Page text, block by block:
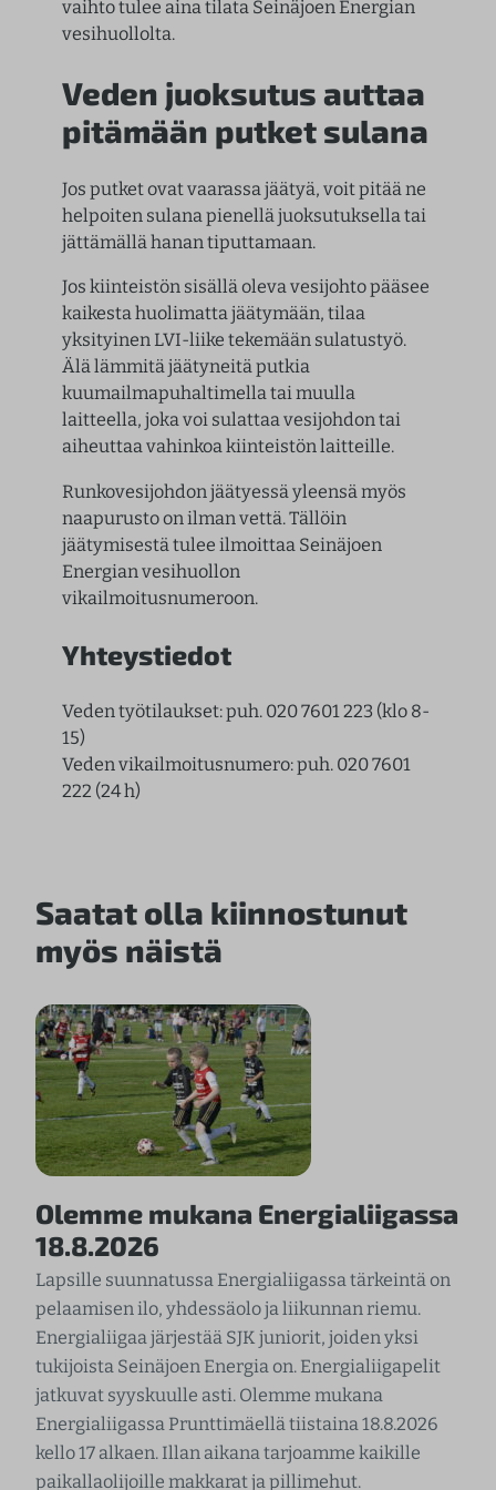
vaihto tulee aina tilata Seinäjoen Energian
vesihuollolta.
Veden juoksutus auttaa
pitämään putket sulana
Jos putket ovat vaarassa jäätyä, voit pitää ne
helpoiten sulana pienellä juoksutuksella tai
jättämällä hanan tiputtamaan.
Jos kiinteistön sisällä oleva vesijohto pääsee
kaikesta huolimatta jäätymään, tilaa
yksityinen LVI-liike tekemään sulatustyö.
Älä lämmitä jäätyneitä putkia
kuumailmapuhaltimella tai muulla
laitteella, joka voi sulattaa vesijohdon tai
aiheuttaa vahinkoa kiinteistön laitteille.
Runkovesijohdon jäätyessä yleensä myös
naapurusto on ilman vettä. Tällöin
jäätymisestä tulee ilmoittaa Seinäjoen
Energian vesihuollon
vikailmoitusnumeroon.
Yhteystiedot
Veden työtilaukset: puh. 020 7601 223 (klo 8-
15)
Veden vikailmoitusnumero: puh. 020 7601
222 (24 h)
Saatat olla kiinnostunut
myös näistä
Olemme mukana Energialiigassa
18.8.2026
Lapsille suunnatussa Energialiigassa tärkeintä on
pelaamisen ilo, yhdessäolo ja liikunnan riemu.
Energialiigaa järjestää SJK juniorit, joiden yksi
tukijoista Seinäjoen Energia on. Energialiigapelit
jatkuvat syyskuulle asti. Olemme mukana
Energialiigassa Prunttimäellä tiistaina 18.8.2026
kello 17 alkaen. Illan aikana tarjoamme kaikille
paikallaolijoille makkarat ja pillimehut.